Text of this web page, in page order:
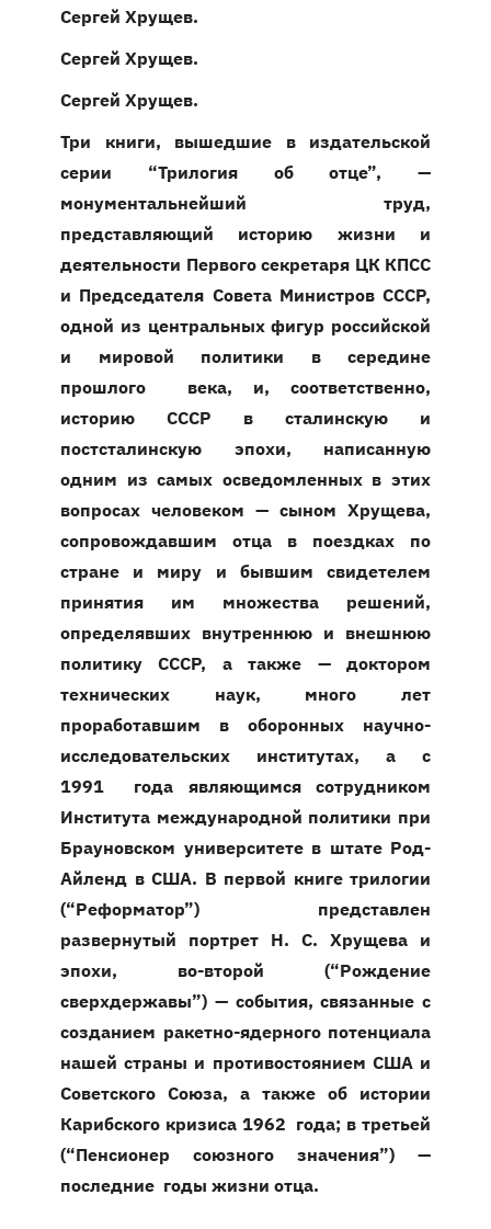
Сергей Хрущев.
Сергей Хрущев.
Сергей Хрущев.
Три книги, вышедшие в издательской
серии “Трилогия об отце”, —
монументальнейший труд,
представляющий историю жизни и
деятельности Первого секретаря ЦК КПСС
и Председателя Совета Министров СССР,
одной из центральных фигур российской
и мировой политики в середине
прошлого века, и, соответственно,
историю СССР в сталинскую и
постсталинскую эпохи, написанную
одним из самых осведомленных в этих
вопросах человеком — сыном Хрущева,
сопровождавшим отца в поездках по
стране и миру и бывшим свидетелем
принятия им множества решений,
определявших внутреннюю и внешнюю
политику СССР, а также — доктором
технических наук, много лет
проработавшим в оборонных научно-
исследовательских институтах, а с
1991 года являющимся сотрудником
Института международной политики при
Брауновском университете в штате Род-
Айленд в США. В первой книге трилогии
(“Реформатор”) представлен
развернутый портрет Н. С. Хрущева и
эпохи, во-второй (“Рождение
сверхдержавы”) — события, связанные с
созданием ракетно-ядерного потенциала
нашей страны и противостоянием США и
Советского Союза, а также об истории
Карибского кризиса 1962 года; в третьей
(“Пенсионер союзного значения”) —
последние годы жизни отца.